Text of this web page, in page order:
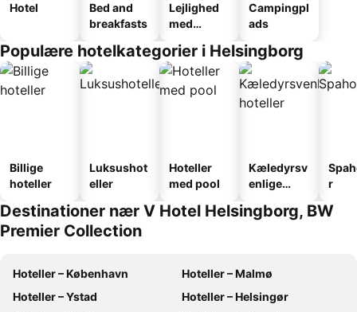
Hotel
Bed and
breakfasts
Lejlighed
med
Campingpl
ads
Populære hotelkategorier i Helsingborg
Billige
hoteller
Luksushot
eller
Hoteller
med pool
Kæledyrsv
enlige
r
Destinationer nær V Hotel Helsingborg, BW
Premier Collection
Hoteller – København
Hoteller – Malmø
Hoteller – Ystad
Hoteller – Helsingør